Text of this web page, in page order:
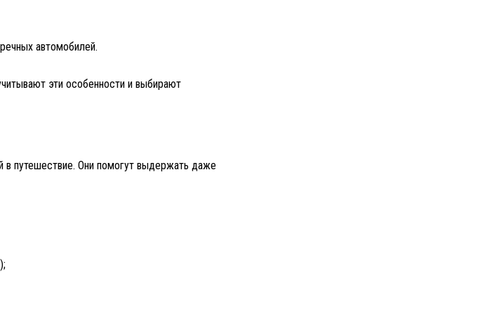
автомобилей.
эти особенности и выбирают
путешествие. Они помогут выдержать даже